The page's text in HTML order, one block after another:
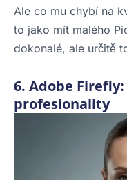
Ale co mu chybí na
to jako mít malého
dokonalé, ale určitě
6. Adobe
profesionality